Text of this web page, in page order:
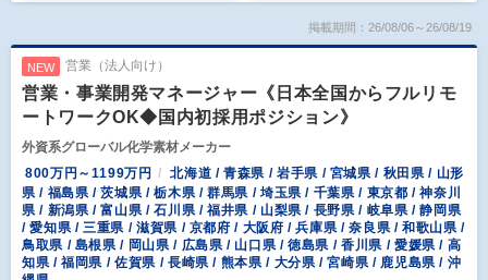
掲載期間：26/08/06～26/08/19
NEW 営業（法人向け）
営業・事業開発マネージャー《日本全国からフルリモ
ートワークOK◆国内初採用ポジション》
外資系グローバル化学素材メーカー
800万円～1199万円
北海道 / 青森県 / 岩手県 / 宮城県 / 秋田県 / 山形
県 / 福島県 / 茨城県 / 栃木県 / 群馬県 / 埼玉県 / 千葉県 / 東京都 / 神奈川
県 / 新潟県 / 富山県 / 石川県 / 福井県 / 山梨県 / 長野県 / 岐阜県 / 静岡県
/ 愛知県 / 三重県 / 滋賀県 / 京都府 / 大阪府 / 兵庫県 / 奈良県 / 和歌山県 /
鳥取県 / 島根県 / 岡山県 / 広島県 / 山口県 / 徳島県 / 香川県 / 愛媛県 / 高
知県 / 福岡県 / 佐賀県 / 長崎県 / 熊本県 / 大分県 / 宮崎県 / 鹿児島県 / 沖